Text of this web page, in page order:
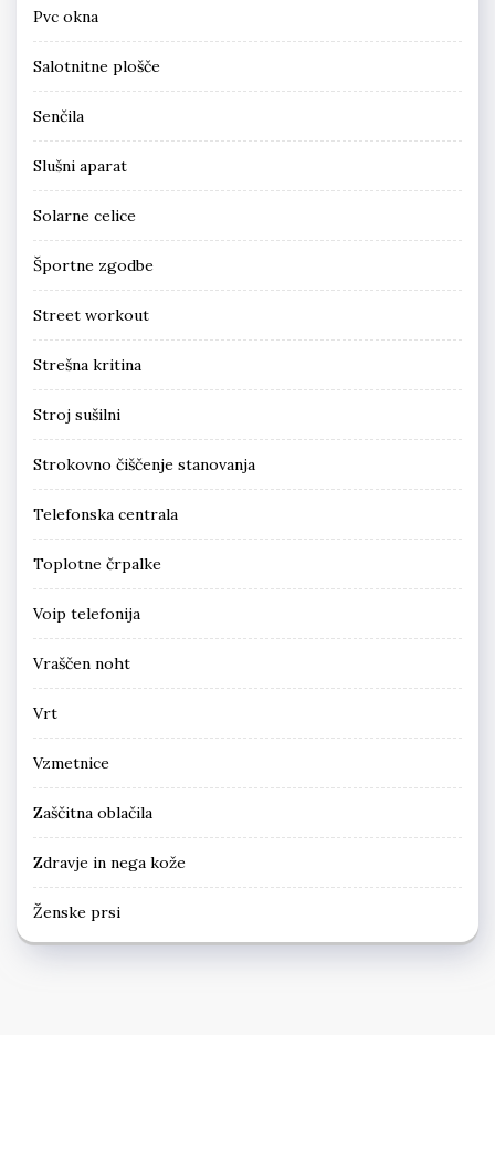
Pvc okna
Salotnitne plošče
Senčila
Slušni aparat
Solarne celice
Športne zgodbe
Street workout
Strešna kritina
Stroj sušilni
Strokovno čiščenje stanovanja
Telefonska centrala
Toplotne črpalke
Voip telefonija
Vraščen noht
Vrt
Vzmetnice
Zaščitna oblačila
Zdravje in nega kože
Ženske prsi